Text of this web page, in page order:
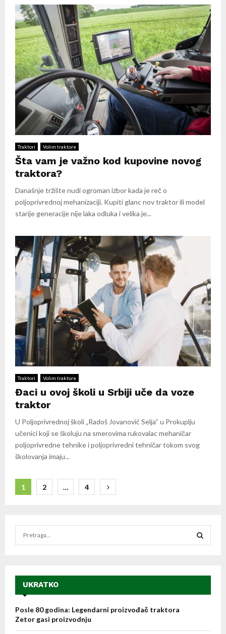
Traktori Volim traktore
Šta vam je važno kod kupovine novog
traktora?
Današnje tržište nudi ogroman izbor kada je reč o
poljoprivrednoj mehanizaciji. Kupiti glanc nov traktor ili model
starije generacije nije laka odluka i velika je...
Traktori Volim traktore
Đaci u ovoj školi u Srbiji uče da voze
traktor
U Poljoprivrednoj školi „Radoš Jovanović Selja“ u Prokuplju
učenici koji se školuju na smerovima rukovalac mehaničar
poljoprivredne tehnike i poljoprivredni tehničar tokom svog
školovanja imaju...
Кретање
1 2 … 4
f
r
E
A
UKRATKO
Posle 80 godina: Legendarni proizvođač traktora
Zetor gasi proizvodnju